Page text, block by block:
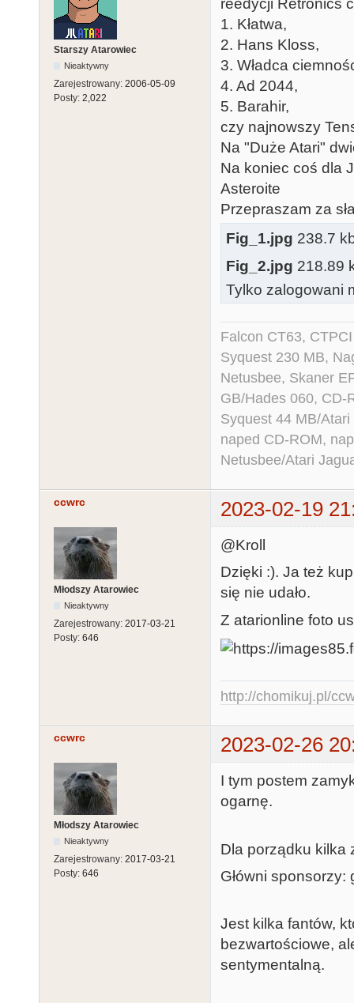
Starszy Atarowiec
Nieaktywny
Zarejestrowany: 2006-05-09
Posty: 2,022
reedycji Retronics
1. Kłatwa,
2. Hans Kloss,
3. Władca
4. Ad 2044,
5. Barahir,
czy najnowszy
Na "Duże Atari"
Na koniec coś dla
Asteroite
Przepraszam za
Fig_1.jpg 238.7
Fig_2.jpg 218.89
Tylko zalogowani
Falcon CT63,
Syquest 230 MB,
Netusbee, Skaner
GB/Hades 060, CD-
Syquest 44 MB/
naped CD-ROM,
Netusbee/Atari
ccwrc 2023-02-19
Młodszy Atarowiec
Nieaktywny
Zarejestrowany: 2017-03-21
Posty: 646
@Kroll
Dzięki :). Ja też
się nie udało.
Z atarionline foto
http://chomikuj.pl/
ccwrc 2023-02-26
Młodszy Atarowiec
Nieaktywny
Zarejestrowany: 2017-03-21
Posty: 646
I tym postem
ogarnę.
Dla porządku kilka
Główni
Jest kilka fantów,
bezwartościowe,
sentymentalną.